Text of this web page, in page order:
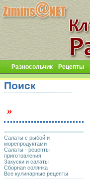
Разносольчик Рецепты
Поиск
Салаты с рыбой и
морепродуктами
Салаты - рецепты
приготовления
Закуски и салаты
Сборная солянка
Все кулинарные рецепты